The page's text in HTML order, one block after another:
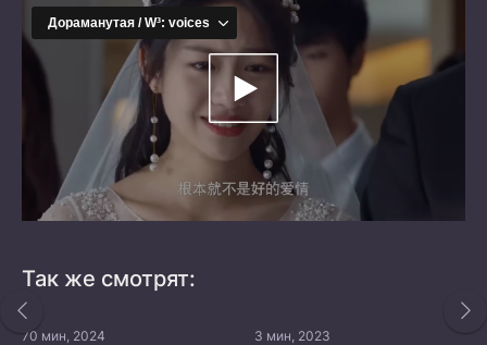
Так же смотрят:
70 мин, 2024 3 мин, 2023